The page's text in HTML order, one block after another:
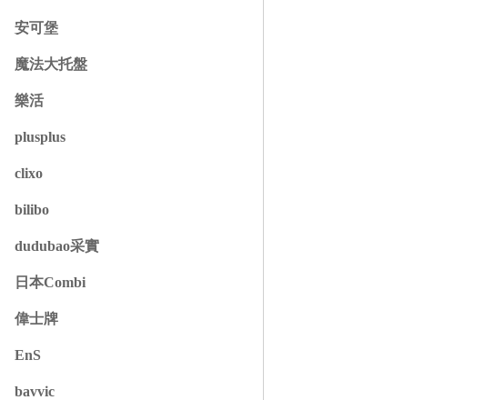
安可堡
魔法大托盤
樂活
plusplus
clixo
bilibo
dudubao采實
日本Combi
偉士牌
EnS
bavvic